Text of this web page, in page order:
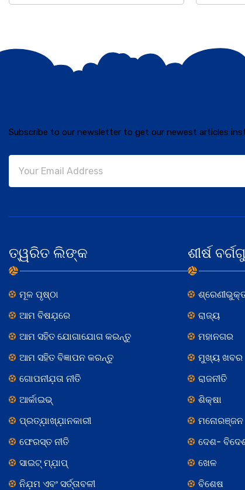
Subscribe to our newsletter to get our newest articles
ତ୍ୱରିତ ଲିଙ୍କ
ମୂଳ ପୃଷ୍ଠା
ଆମ ବିଷଯ଼ରେ
ଆମ ସହିତ ଯୋଗାଯୋଗ କରନ୍ତୁ
ଆମ ସହିତ ବିଜ୍ଞାପନ କରନ୍ତୁ
ଗୋପନୀଯ଼ତା ନୀତି
ଆର୍କାଇଭ୍
ପ୍ରତ୍ଯ଼ାଖ୍ଯ଼ାନକାରୀ
ଫେରସ୍ତ ନୀତି
ସାଇଟ୍ ମ୍ଯ଼ାପ୍
ନିଯ଼ମ ଏବଂ ସର୍ତ୍ତାବଳୀ
ଶୀର୍ଷ
ରାଜ୍ୟ
ମହାନଗର
ମୁଖ୍ୟ ଖବର
ରାଜନୀତି
ଶିକ୍ଷା
ମନୋରଞ୍ଜନ
ଦେଶ-
ଖେଳ
ବିଶେଷ